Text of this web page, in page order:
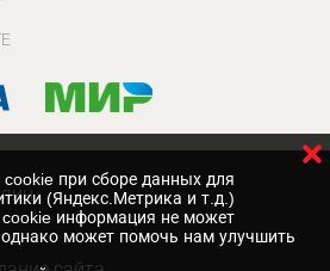
при сборе данных для
(Яндекс.Метрика и т.д.)
информация не может
может помочь нам улучшить